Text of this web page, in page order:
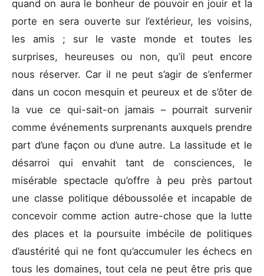
quand on aura le bonheur de pouvoir en jouir et la
porte en sera ouverte sur l’extérieur, les voisins,
les amis ; sur le vaste monde et toutes les
surprises, heureuses ou non, qu’il peut encore
nous réserver. Car il ne peut s’agir de s’enfermer
dans un cocon mesquin et peureux et de s’ôter de
la vue ce qui-sait-on jamais – pourrait survenir
comme événements surprenants auxquels prendre
part d’une façon ou d’une autre. La lassitude et le
désarroi qui envahit tant de consciences, le
misérable spectacle qu’offre à peu près partout
une classe politique déboussolée et incapable de
concevoir comme action autre-chose que la lutte
des places et la poursuite imbécile de politiques
d’austérité qui ne font qu’accumuler les échecs en
tous les domaines, tout cela ne peut être pris que